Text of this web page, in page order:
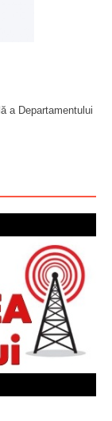
a Departamentului